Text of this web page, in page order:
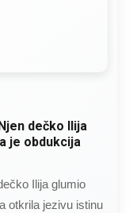
dečko Ilija
je obdukcija
Ilija glumio
otkrila jezivu istinu